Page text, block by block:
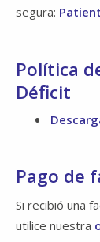
segura:
Política
Déficit
Pago de
Si recibió una
utilice nuestra